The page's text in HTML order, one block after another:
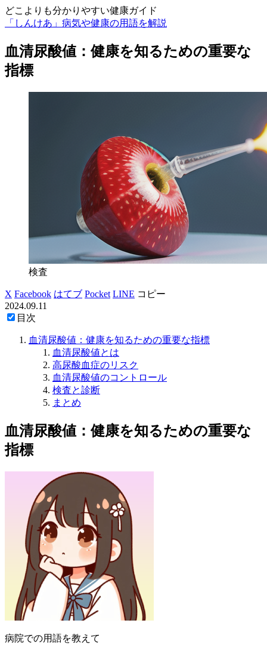
どこよりも分かりやすい健康ガイド
「しんけあ」病気や健康の用語を解説
血清尿酸値：健康を知るための重要な
指標
検査
X Facebook はてブ Pocket LINE コピー
2024.09.11
目次
血清尿酸値：健康を知るための重要な指標
血清尿酸値とは
高尿酸血症のリスク
血清尿酸値のコントロール
検査と診断
まとめ
血清尿酸値：健康を知るための重要な
指標
病院での用語を教えて